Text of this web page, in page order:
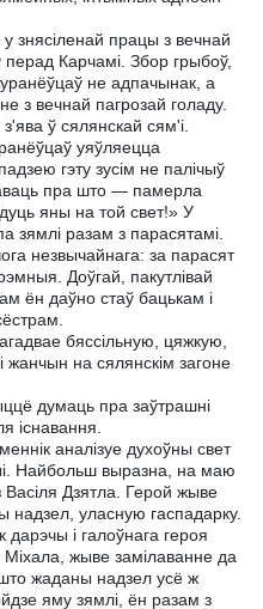
знясіленай працы з вечнай
Карчамі. Збор грыбоў,
не адпачынак, а
з вечнай пагрозай голаду.
ў сялянскай сям'і.
уяўляецца
гэту зусім не палічыў
пра што — памерла
яны на той свет!» У
зямлі разам з парасятамі.
незвычайнага: за парасят
Доўгай, пакутлівай
ён даўно стаў бацькам і
бяссільную, цяжкую,
на сялянскім загоне
думаць пра заўтрашні
існавання.
аналізуе духоўны свет
Найбольш выразна, на маю
Дзятла. Герой жыве
надзел, уласную гаспадарку.
і галоўнага героя
жыве замілаванне да
жаданы надзел усё ж
яму зямлі, ён разам з